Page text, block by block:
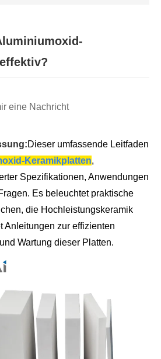
eine Nachricht
Dieser umfassende Leitfaden
Keramikplatten,
Spezifikationen, Anwendungen
Es beleuchtet praktische
die Hochleistungskeramik
Anleitungen zur effizienten
Wartung dieser Platten.